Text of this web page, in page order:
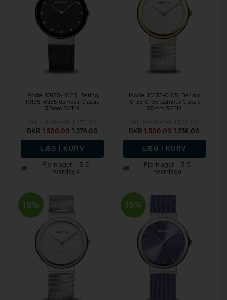
Model 10135-4025
Bering
10135-4025 dameur Classic
35mm 3ATM
DKR 1.500,001.276,00
LÆG I KURV
Fjernlager - 3-5
hverdage
Model 10135-0105
Bering
10135-0105 dameur Classic
35mm 3ATM
DKR1.500,001.256,00
LÆG I KURV
Fjernlager - 3-5
hverdage
19% 19%